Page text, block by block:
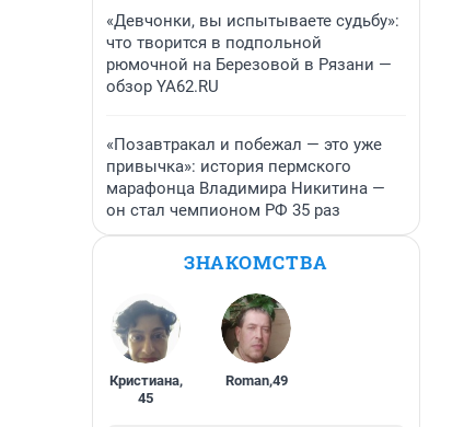
«Девчонки, вы испытываете судьбу»:
что творится в подпольной
рюмочной на Березовой в Рязани —
обзор YA62.RU
«Позавтракал и побежал — это уже
привычка»: история пермского
марафонца Владимира Никитина —
он стал чемпионом РФ 35 раз
ЗНАКОМСТВА
Кристиана,
45
Roman,49